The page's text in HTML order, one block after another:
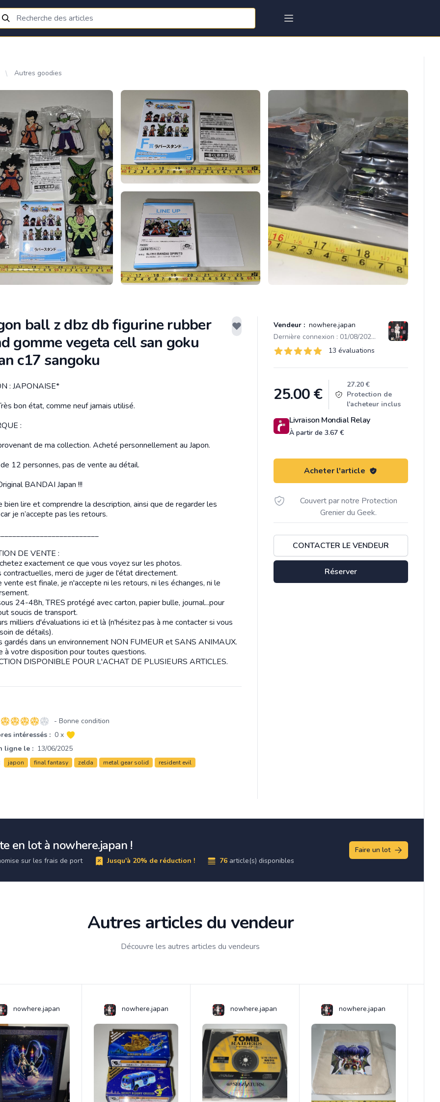
Autres goodies
ball z dbz db figurine rubber
gomme vegeta cell san goku
c17 sangoku
Vendeur : nowhere.japan
Dernière connexion : 01/08/2026 09:12
Évaluations
13 sur 5 étoiles 13 évaluations
25.00€
27.20 €
Protection de
l'acheteur inclus
Livraison Mondial Relay
À partir de 3.67 €
Acheter l'article
Couvert par notre Protection
Grenier du Geek.
CONTACTER LE VENDEUR
Réserver
: JAPONAISE*
bon état, comme neuf jamais utilisé.
:
de ma collection. Acheté personnellement au Japon.
12 personnes, pas de vente au détail.
BANDAI Japan !!!
bien lire et comprendre la description, ainsi que de regarder les
je n’accepte pas les retours.
DE VENTE :
exactement ce que vous voyez sur les photos.
merci de juger de l'état directement.
vente est finale, je n'accepte ni les retours, ni les échanges, ni le
24-48h, TRES protégé avec carton, papier bulle, journal...pour
soucis de transport.
milliers d'évaluations ici et là (n'hésitez pas à me contacter si vous
de détails).
gardés dans un environnement NON FUMEUR et SANS ANIMAUX.
à votre disposition pour toutes questions.
DISPONIBLE POUR L'ACHAT DE PLUSIEURS ARTICLES.
4 sur 5 étoiles
- Bonne condition
intéressés : 0 x
ligne le : 13/06/2025
japon final fantasy zelda metal gear solid resident evil
en lot à nowhere.japan !
sur les frais de port Jusqu'à 20% de réduction ! 76 article(s) disponibles
Faire un lot
Autres articles du vendeur
Découvre les autres articles du vendeurs
nowhere.japan nowhere.japan nowhere.japan nowhere.japan